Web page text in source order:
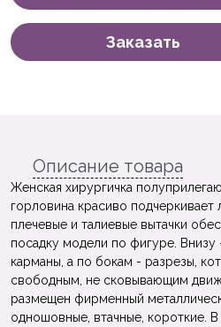
Заказать
Описание товара
Женская хирургичка
горловина красиво
плечевые и талиевые вытачки
посадку модели по фигуре.
карманы, а по бокам - разрезы,
свободным, не сковывающим
размещен фирменный
одношовные, втачные, короткие.